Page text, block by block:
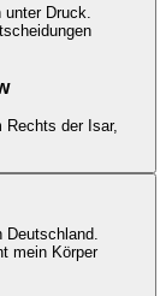
Druck.
Rechts der Isar,
mein Körper